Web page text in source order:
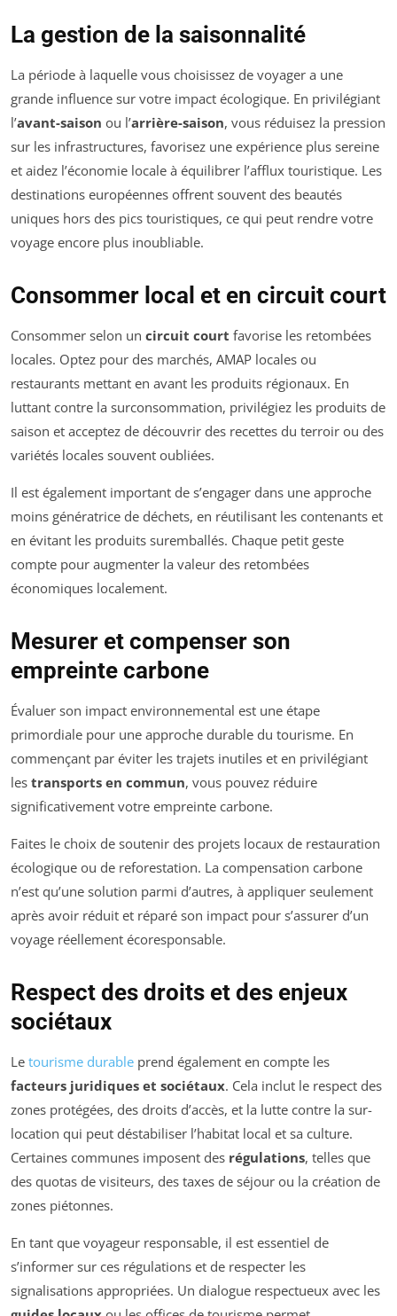
La gestion de la saisonnalité
La période à laquelle vous choisissez de voyager a une
grande influence sur votre impact écologique. En privilégiant
l’avant-saison ou l’arrière-saison, vous réduisez la pression
sur les infrastructures, favorisez une expérience plus sereine
et aidez l’économie locale à équilibrer l’afflux touristique. Les
destinations européennes offrent souvent des beautés
uniques hors des pics touristiques, ce qui peut rendre votre
voyage encore plus inoubliable.
Consommer local et en circuit court
Consommer selon un circuit court favorise les retombées
locales. Optez pour des marchés, AMAP locales ou
restaurants mettant en avant les produits régionaux. En
luttant contre la surconsommation, privilégiez les produits de
saison et acceptez de découvrir des recettes du terroir ou des
variétés locales souvent oubliées.
Il est également important de s’engager dans une approche
moins génératrice de déchets, en réutilisant les contenants et
en évitant les produits suremballés. Chaque petit geste
compte pour augmenter la valeur des retombées
économiques localement.
Mesurer et compenser son
empreinte carbone
Évaluer son impact environnemental est une étape
primordiale pour une approche durable du tourisme. En
commençant par éviter les trajets inutiles et en privilégiant
les transports en commun, vous pouvez réduire
significativement votre empreinte carbone.
Faites le choix de soutenir des projets locaux de restauration
écologique ou de reforestation. La compensation carbone
n’est qu’une solution parmi d’autres, à appliquer seulement
après avoir réduit et réparé son impact pour s’assurer d’un
voyage réellement écoresponsable.
Respect des droits et des enjeux
sociétaux
Le tourisme durable prend également en compte les
facteurs juridiques et sociétaux. Cela inclut le respect des
zones protégées, des droits d’accès, et la lutte contre la sur-
location qui peut déstabiliser l’habitat local et sa culture.
Certaines communes imposent des régulations, telles que
des quotas de visiteurs, des taxes de séjour ou la création de
zones piétonnes.
En tant que voyageur responsable, il est essentiel de
s’informer sur ces régulations et de respecter les
signalisations appropriées. Un dialogue respectueux avec les